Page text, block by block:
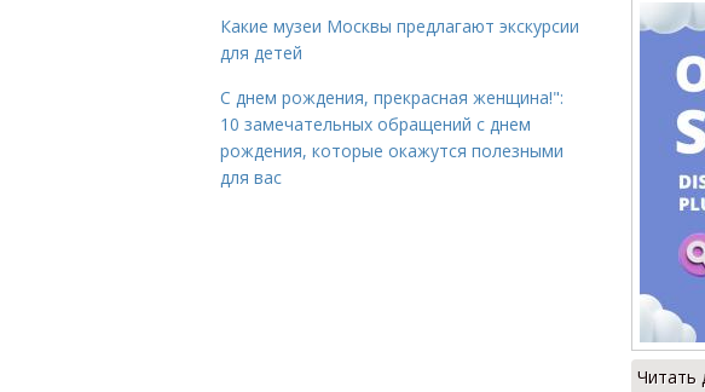
Читать
Какие музеи Москвы предлагают экскурсии
для детей
С днем рождения, прекрасная женщина!":
10 замечательных обращений с днем
рождения, которые окажутся полезными
для вас